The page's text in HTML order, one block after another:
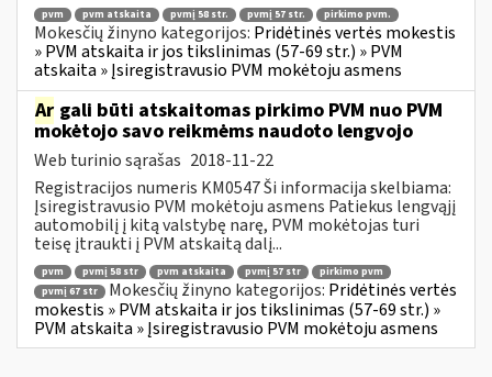
pvm pvm atskaita pvmį 58 str. pvmį 57 str. pirkimo pvm.
Mokesčių žinyno kategorijos: Pridėtinės vertės mokestis
» PVM atskaita ir jos tikslinimas (57-69 str.) » PVM
atskaita » Įsiregistravusio PVM mokėtoju asmens
Ar gali būti atskaitomas pirkimo PVM nuo PVM
mokėtojo savo reikmėms naudoto lengvojo
Web turinio sąrašas 2018-11-22
Registracijos numeris KM0547 Ši informacija skelbiama:
Įsiregistravusio PVM mokėtoju asmens Patiekus lengvąjį
automobilį į kitą valstybę narę, PVM mokėtojas turi
teisę įtraukti į PVM atskaitą dalį...
pvm pvmį 58 str pvm atskaita pvmį 57 str
pirkimo pvm
pvmį 67 str
Mokesčių žinyno kategorijos: Pridėtinės vertės
mokestis » PVM atskaita ir jos tikslinimas (57-69 str.) »
PVM atskaita » Įsiregistravusio PVM mokėtoju asmens